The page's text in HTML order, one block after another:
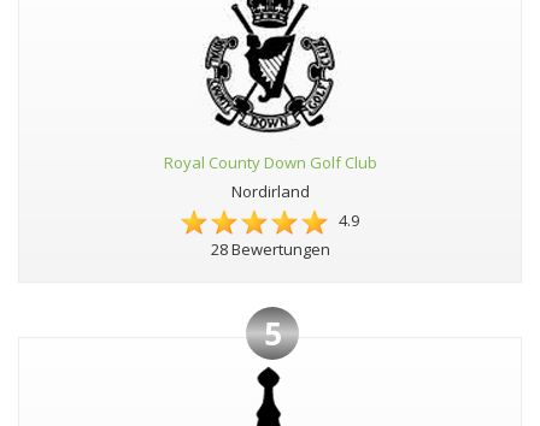
Royal County Down Golf Club
Nordirland
4.9
28 Bewertungen
5